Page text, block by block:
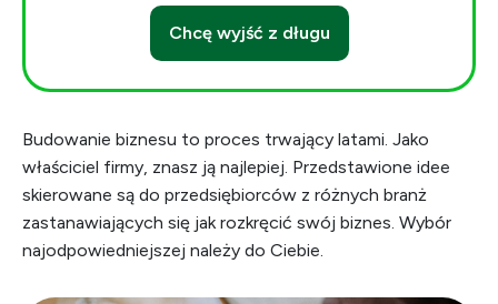
Chcę wyjść z długu
Budowanie biznesu to proces trwający latami. Jako
właściciel firmy, znasz ją najlepiej. Przedstawione idee
skierowane są do przedsiębiorców z różnych branż
zastanawiających się jak rozkręcić swój biznes. Wybór
najodpowiedniejszej należy do Ciebie.